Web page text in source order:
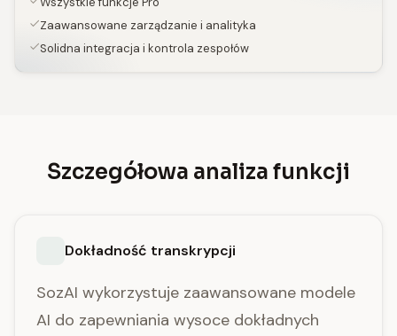
Zaawansowane zarządzanie i analityka
Solidna integracja i kontrola zespołów
Szczegółowa analiza funkcji
Dokładność transkrypcji
SozAI wykorzystuje zaawansowane modele
AI do zapewniania wysoce dokładnych